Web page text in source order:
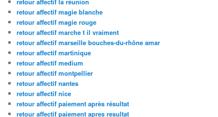
retour affectif magie blanche
retour affectif magie rouge
retour affectif marche t il vraiment
retour affectif marseille bouches-du-rhône amar
retour affectif martinique
retour affectif medium
retour affectif montpellier
retour affectif nantes
retour affectif nice
retour affectif paiement après résultat
retour affectif paiement apres resultat